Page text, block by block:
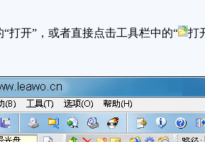
打开”，或者直接点击工具栏中的“ 打